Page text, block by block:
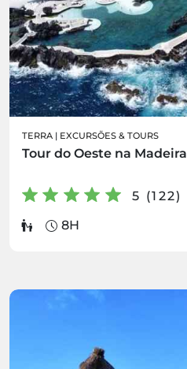
TERRA | EXCURSÕES & TOURS
Tour do Oeste na Madeira
5 (122)
8H